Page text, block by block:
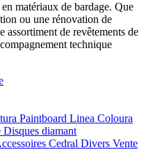
matériaux de bardage. Que
ou une rénovation de
assortiment de revêtements de
technique
Paintboard Linea Coloura
Disques diamant
Cedral Divers Vente